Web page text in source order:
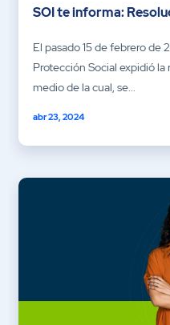
SOI te informa:
El pasado 15 de febrero de
Protección Social expidió
medio de la cual, se...
abr 23, 2024